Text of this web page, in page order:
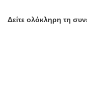
Δείτε ολόκληρη τη